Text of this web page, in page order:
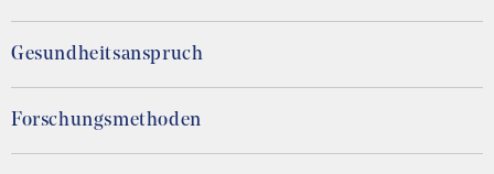
Gesundheitsanspruch
Forschungsmethoden